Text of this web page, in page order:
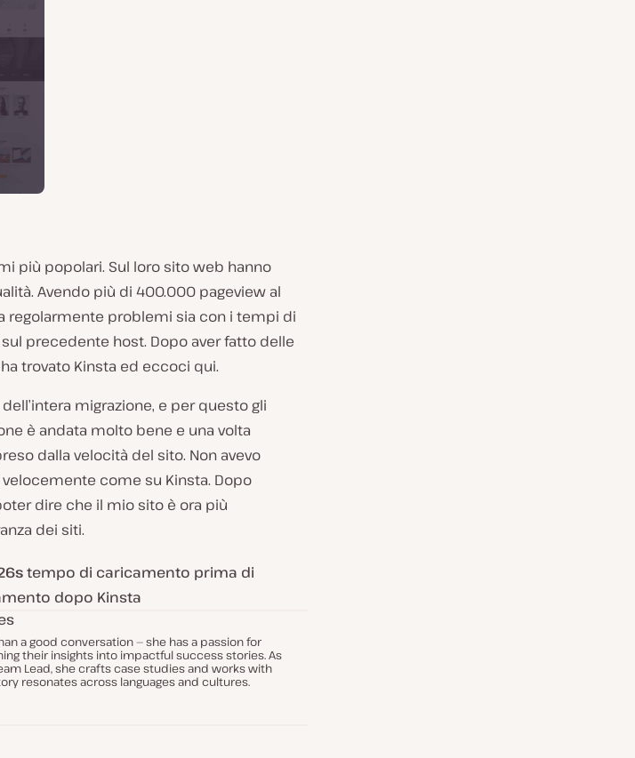
più popolari. Sul loro sito web hanno
Avendo più di 400.000 pageview al
regolarmente problemi sia con i tempi di
precedente host. Dopo aver fatto delle
trovato Kinsta ed eccoci qui.
migrazione, e per questo gli
è andata molto bene e una volta
dalla velocità del sito. Non avevo
come su Kinsta. Dopo
dire che il mio sito è ora più
dei siti.
tempo di caricamento prima di
dopo Kinsta
a good conversation — she has a passion for
their insights into impactful success stories. As
Lead, she crafts case studies and works with
resonates across languages and cultures.